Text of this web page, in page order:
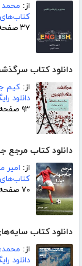
از:
۳۷ صفحه
دانلود کتاب
از: کیم
دانلود
۹۳ صفحه
دانلود کتاب مرجع
از: امیر
۷۰ صفحه
دانلود کتاب
از:
دانلود